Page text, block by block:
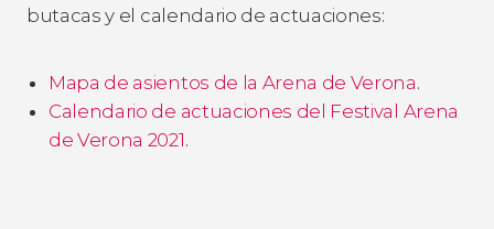
butacas y el calendario de actuaciones:
Mapa de asientos de la Arena de Verona.
Calendario de actuaciones del Festival Arena
de Verona 2021.